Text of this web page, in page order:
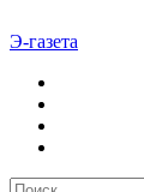
Э-газета